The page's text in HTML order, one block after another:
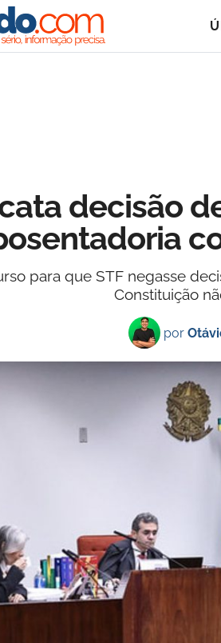
decisão
para que STF negasse
Constituição
por